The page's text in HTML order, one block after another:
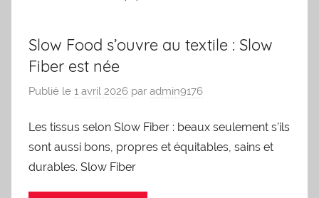
Slow Food s’ouvre au textile : Slow
Fiber est née
Publié le 1 avril 2026 par admin9176
Les tissus selon Slow Fiber : beaux seulement s’ils
sont aussi bons, propres et équitables, sains et
durables. Slow Fiber